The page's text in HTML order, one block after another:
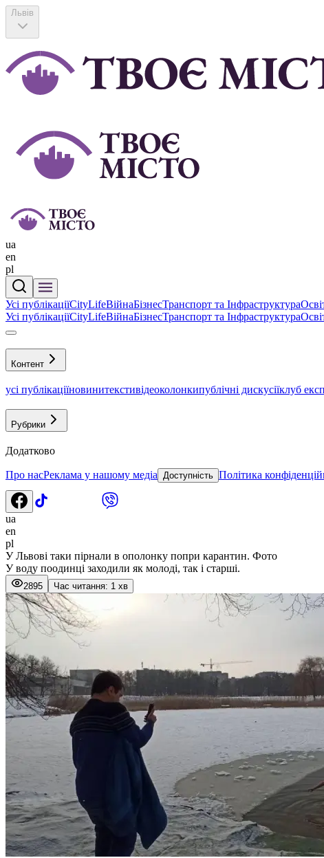
Львів
ua
en
pl
Усі публікаціїCityLifeВійнаБізнесТранспорт та Інфраструктура
Усі публікаціїCityLifeВійнаБізнесТранспорт та Інфраструктура
Контент
усі публікаціїновинитекстивідеоколонкипублічні дискусіїклуб
Рубрики
Додатково
Про насРеклама у нашому медіа Доступність Політика
ua
en
pl
У Львові таки пірнали в ополонку попри карантин. Фото
У воду поодинці заходили як молоді, так і старші.
2895 Час читання: 1 хв